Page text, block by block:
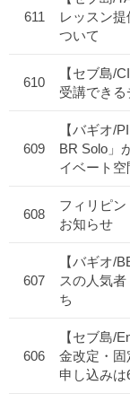
611
レッスン
ついて
610
【セブ島/
受講できる
609
【バギオ/
BR Solo」
イベート
608
フィリピ
お知らせ
607
【バギオ/
スの人気
ち
606
【セブ島/
金改定・固
申し込みは